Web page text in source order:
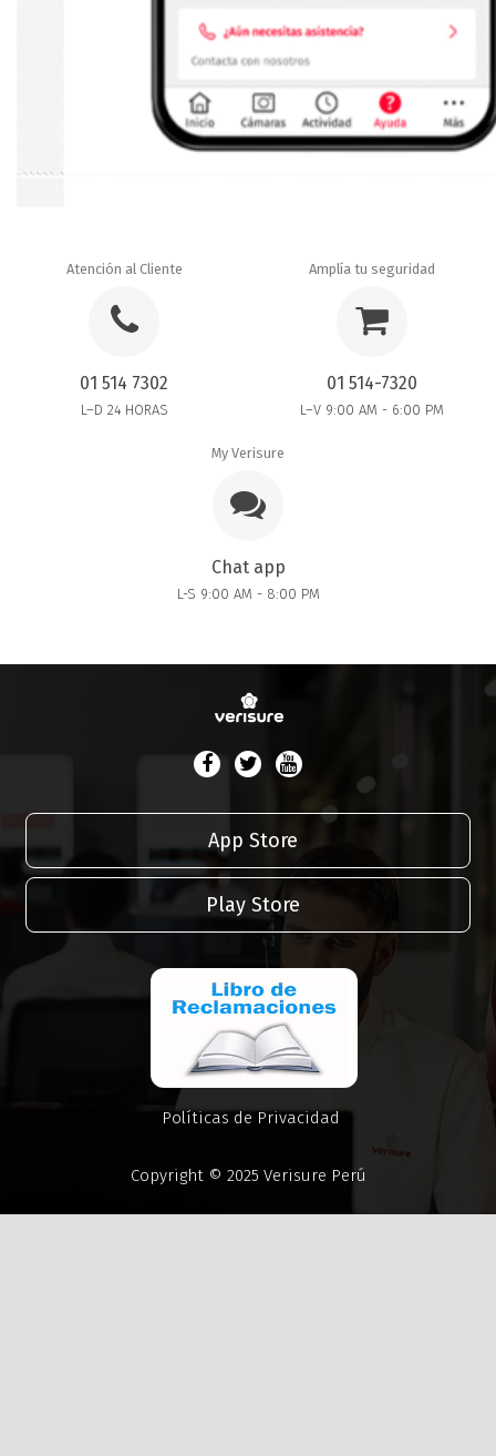
Atención al Cliente
01 514 7302
L–D 24 HORAS
Amplía tu seguridad
01 514-7320
L–V 9:00 AM - 6:00 PM
My Verisure
Chat app
L-S 9:00 AM - 8:00 PM
App Store
Play Store
Políticas de Privacidad
Copyright © 2025 Verisure Perú